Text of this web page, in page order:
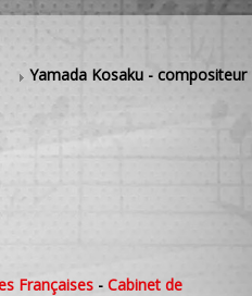
Yamada Kosaku - compositeur
Françaises- Cabinet de